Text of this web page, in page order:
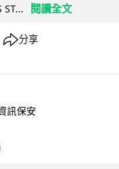
ST...
閱讀全文
分享
訊保安